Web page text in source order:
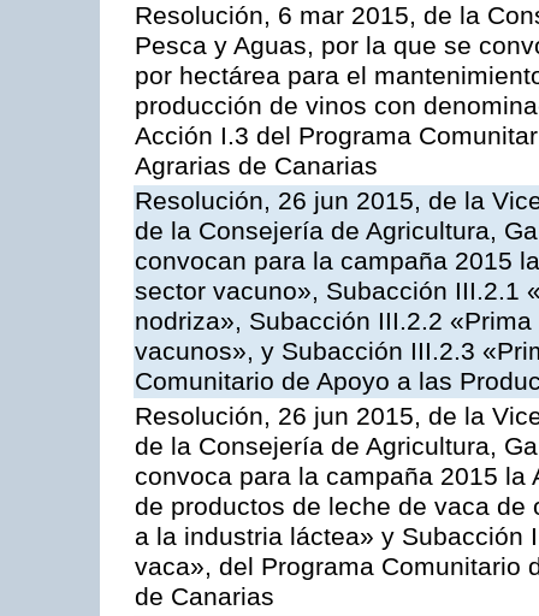
Resolución, 6 mar 2015, de la
Pesca y Aguas, por la que se
por hectárea para el
producción de vinos con
Acción I.3 del Programa
Agrarias de Canarias
Resolución, 26 jun 2015, de la
de la Consejería de Agricultura,
convocan para la campaña 2015
sector vacuno», Subacción III.2.1
nodriza», Subacción III.2.2
vacunos», y Subacción III.2.3
Comunitario de Apoyo a las
Resolución, 26 jun 2015, de la
de la Consejería de Agricultura,
convoca para la campaña 2015
de productos de leche de vaca
a la industria láctea» y Subacción
vaca», del Programa Comunitario
de Canarias